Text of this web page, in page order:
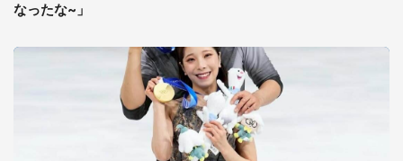
なったな~」